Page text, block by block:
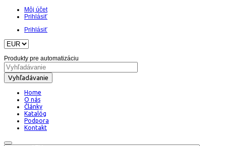
Môj účet
Prihlásiť
Prihlásiť
Produkty pre automatizáciu
Vyhľadávanie
Home
O nás
Články
Katalóg
Podpora
Kontakt